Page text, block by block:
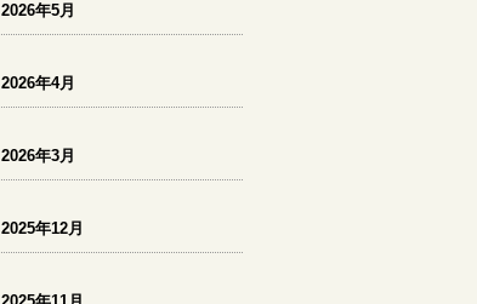
2026年5月
2026年4月
2026年3月
2025年12月